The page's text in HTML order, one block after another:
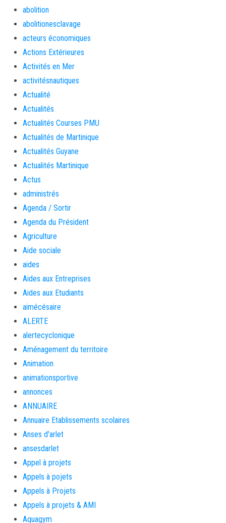
abolition
abolitionesclavage
acteurs économiques
Actions Extérieures
Activités en Mer
activitésnautiques
Actualité
Actualités
Actualités Courses PMU
Actualités de Martinique
Actualités Guyane
Actualités Martinique
Actus
administrés
Agenda / Sortir
Agenda du Président
Agriculture
Aide sociale
aides
Aides aux Entreprises
Aides aux Etudiants
aimécésaire
ALERTE
alertecyclonique
Aménagement du territoire
Animation
animationsportive
annonces
ANNUAIRE
Annuaire Etablissements scolaires
Anses d'arlet
ansesdarlet
Appel à projets
Appels à pojets
Appels à Projets
Appels à projets & AMI
Aquagym